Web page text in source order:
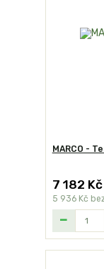
MARCO -
7 182 Kč
5 936 Kč